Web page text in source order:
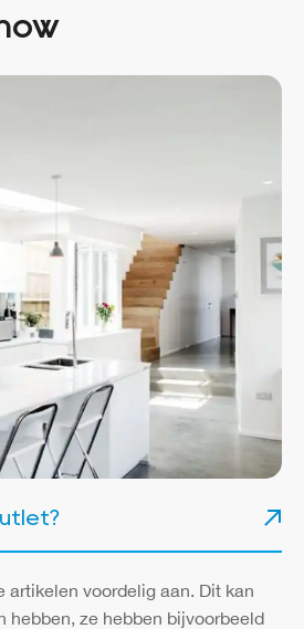
artikelen voordelig aan. Dit kan
hebben, ze hebben bijvoorbeeld